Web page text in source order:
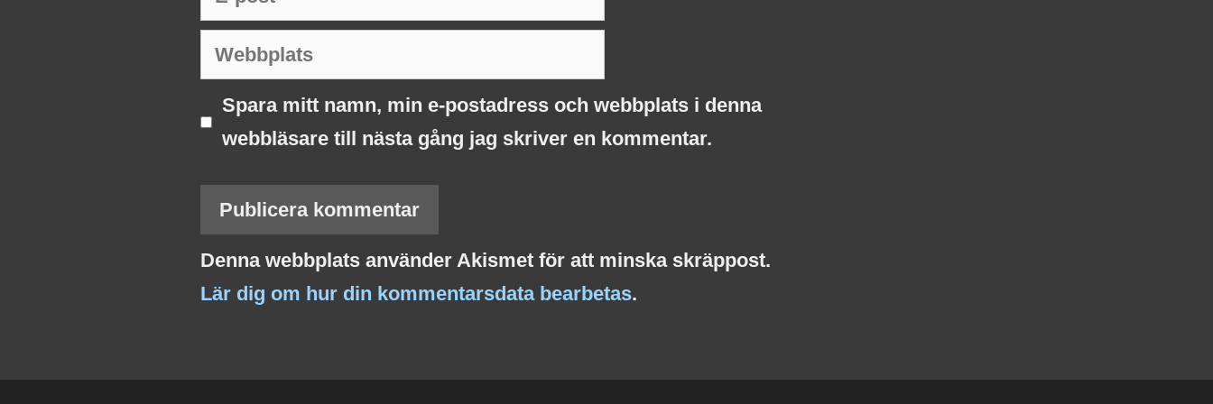
post
Webbplats
Spara mitt namn, min e-postadress och webbplats i denna
webbläsare till nästa gång jag skriver en kommentar.
Denna webbplats använder Akismet för att minska skräppost.
Lär dig om hur din kommentarsdata bearbetas.